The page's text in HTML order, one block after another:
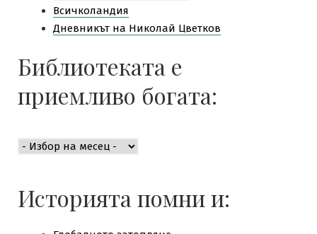
Всичколандия
Дневникът на Николай Цветков
Библиотеката е
приемливо богата:
Историята помни и: